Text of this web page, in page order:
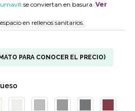
se conviertan en basura. Ver
en rellenos sanitarios.
PARA CONOCER EL PRECIO)